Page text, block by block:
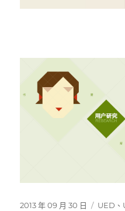
發
2013 年 09 月 30 日
分
UED 、